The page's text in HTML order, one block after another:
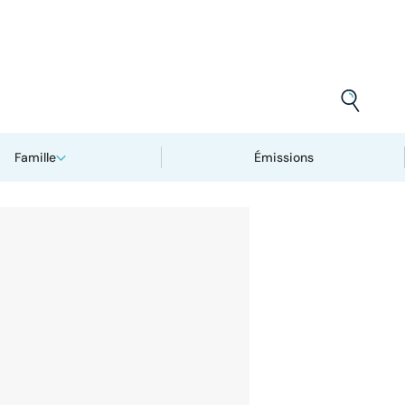
Famille Émissions